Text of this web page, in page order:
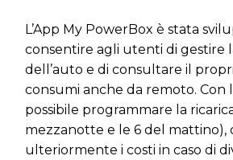
L’App My PowerBox è stata
consentire agli utenti di gestire
dell’auto e di consultare il
consumi anche da remoto. Con
possibile programmare la
mezzanotte e le 6 del mattino),
ulteriormente i costi in caso di